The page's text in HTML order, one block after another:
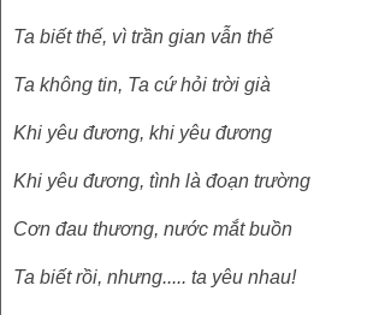
Ta biết thế, vì trần gian vẫn thế
Ta không tin, Ta cứ hỏi trời già
Khi yêu đương, khi yêu đương
Khi yêu đương, tình là đoạn trường
Cơn đau thương, nước mắt buồn
Ta biết rồi, nhưng..... ta yêu nhau!